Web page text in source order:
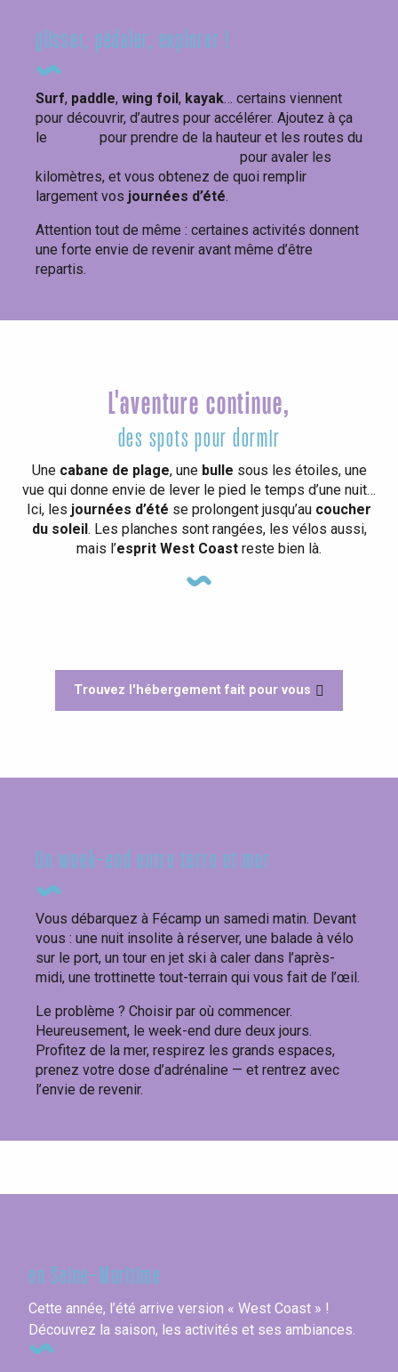
glisser, pédaler, explorer !
Surf, paddle, wing foil, kayak… certains viennent
pour découvrir, d’autres pour accélérer. Ajoutez à ça
le
pour prendre de la hauteur et les routes du
pour avaler les
kilomètres, et vous obtenez de quoi remplir
largement vos journées d’été.
Attention tout de même : certaines activités donnent
une forte envie de revenir avant même d’être
repartis.
L'aventure continue,
des spots pour dormir
Une cabane de plage, une bulle sous les étoiles, une
vue qui donne envie de lever le pied le temps d’une nuit…
Ici, les journées d’été se prolongent jusqu’au coucher
du soleil. Les planches sont rangées, les vélos aussi,
mais l’esprit West Coast reste bien là.
Trouvez l'hébergement fait pour vous
Un week-end entre terre et mer
Vous débarquez à Fécamp un samedi matin. Devant
vous : une nuit insolite à réserver, une balade à vélo
sur le port, un tour en jet ski à caler dans l’après-
midi, une trottinette tout-terrain qui vous fait de l’œil.
Le problème ? Choisir par où commencer.
Heureusement, le week-end dure deux jours.
Profitez de la mer, respirez les grands espaces,
prenez votre dose d’adrénaline — et rentrez avec
l’envie de revenir.
Réservez votre week-end rando
en Seine-Maritime
Cette année, l’été arrive version « West Coast » !
Découvrez la saison, les activités et ses ambiances.